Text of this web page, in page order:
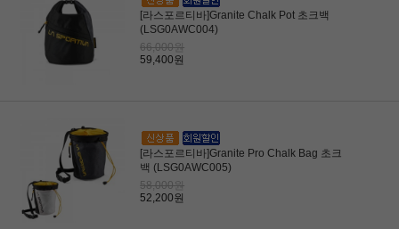
[라스포르티바]Granite Chalk Pot 초크백
(LSG0AWC004)
66,000원
59,400원
[라스포르티바]Granite Pro Chalk Bag 초크
백 (LSG0AWC005)
58,000원
52,200원